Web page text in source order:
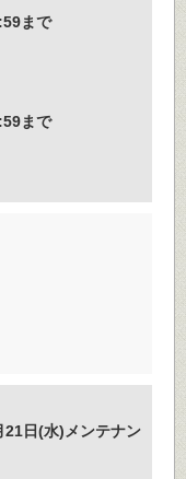
まで
まで
日(水)メンテナン